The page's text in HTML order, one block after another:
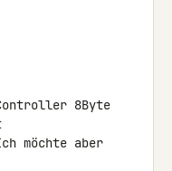
8Byte
möchte aber